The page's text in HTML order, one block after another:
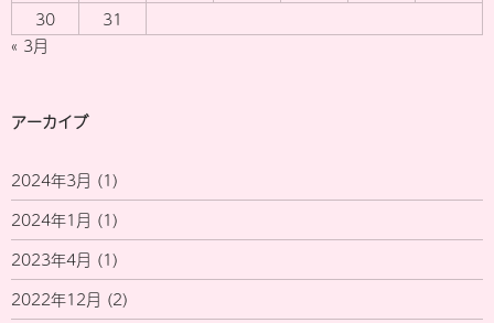
30
31
« 3月
アーカイブ
2024年3月 (1)
2024年1月 (1)
2023年4月 (1)
2022年12月 (2)